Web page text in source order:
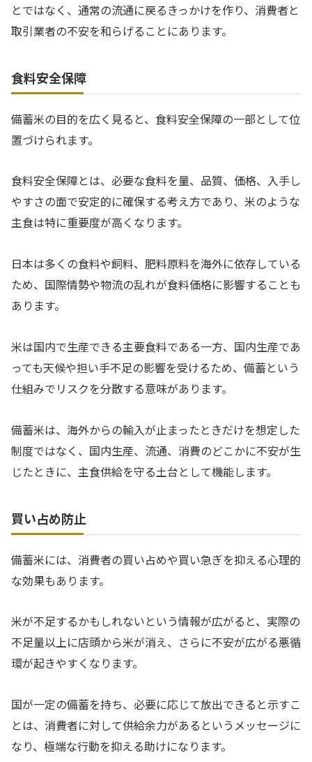
とではなく、通常の流通に戻るきっかけを作り、消費者と
取引業者の不安を和らげることにあります。
食料安全保障
備蓄米の目的を広く見ると、食料安全保障の一部として位
置づけられます。
食料安全保障とは、必要な食料を量、品質、価格、入手し
やすさの面で安定的に確保する考え方であり、米のような
主食は特に重要度が高くなります。
日本は多くの食料や飼料、肥料原料を海外に依存している
ため、国際情勢や物流の乱れが食料価格に影響することも
あります。
米は国内で生産できる主要食料である一方、国内生産であ
っても天候や担い手不足の影響を受けるため、備蓄という
仕組みでリスクを分散する意味があります。
備蓄米は、海外からの輸入が止まったときだけを想定した
制度ではなく、国内生産、流通、消費のどこかに不安が生
じたときに、主食供給を守る土台として機能します。
買い占め防止
備蓄米には、消費者の買い占めや買い急ぎを抑える心理的
な効果もあります。
米が不足するかもしれないという情報が広がると、実際の
不足量以上に店頭から米が消え、さらに不安が広がる悪循
環が起きやすくなります。
国が一定の備蓄を持ち、必要に応じて放出できると示すこ
とは、消費者に対して供給余力があるというメッセージに
なり、極端な行動を抑える助けになります。